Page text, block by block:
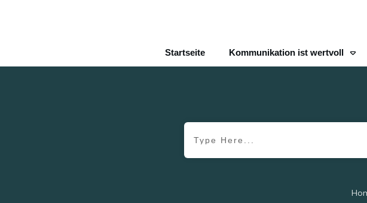
Startseite Kommunikation ist wertvoll